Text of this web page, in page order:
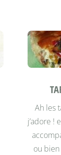
Ah les
j’adore !
ou